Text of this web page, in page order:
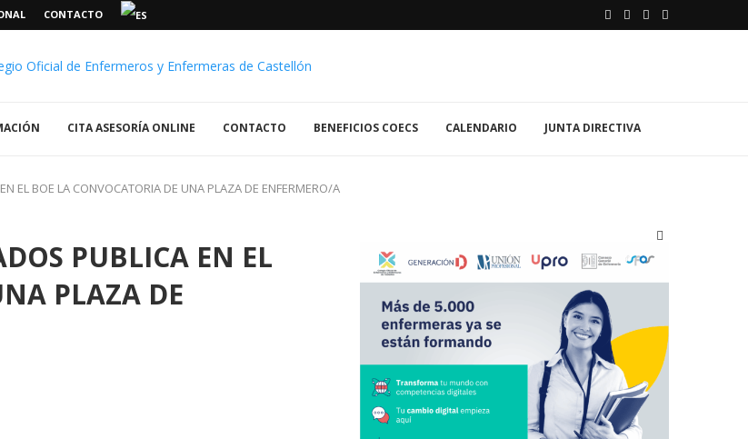
CONTACTO
CITA ASESORÍA ONLINE CONTACTO BENEFICIOS COECS CALENDARIO JUNTA DIRECTIVA
EL BOE LA CONVOCATORIA DE UNA PLAZA DE ENFERMERO/A
PUBLICA EN EL
PLAZA DE